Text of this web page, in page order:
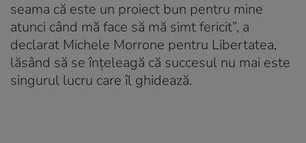
seama că este un proiect bun pentru mine
atunci când mă face să mă simt fericit”, a
declarat Michele Morrone pentru Libertatea,
lăsând să se înțeleagă că succesul nu mai este
singurul lucru care îl ghidează.